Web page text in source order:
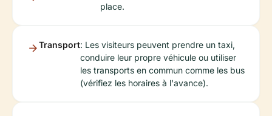
place.
Transport: Les visiteurs peuvent prendre un taxi,
conduire leur propre véhicule ou utiliser
les transports en commun comme les bus
(vérifiez les horaires à l'avance).